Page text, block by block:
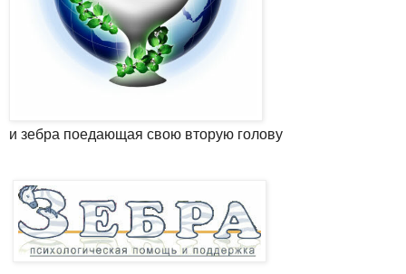
и зебра поедающая свою вторую голову